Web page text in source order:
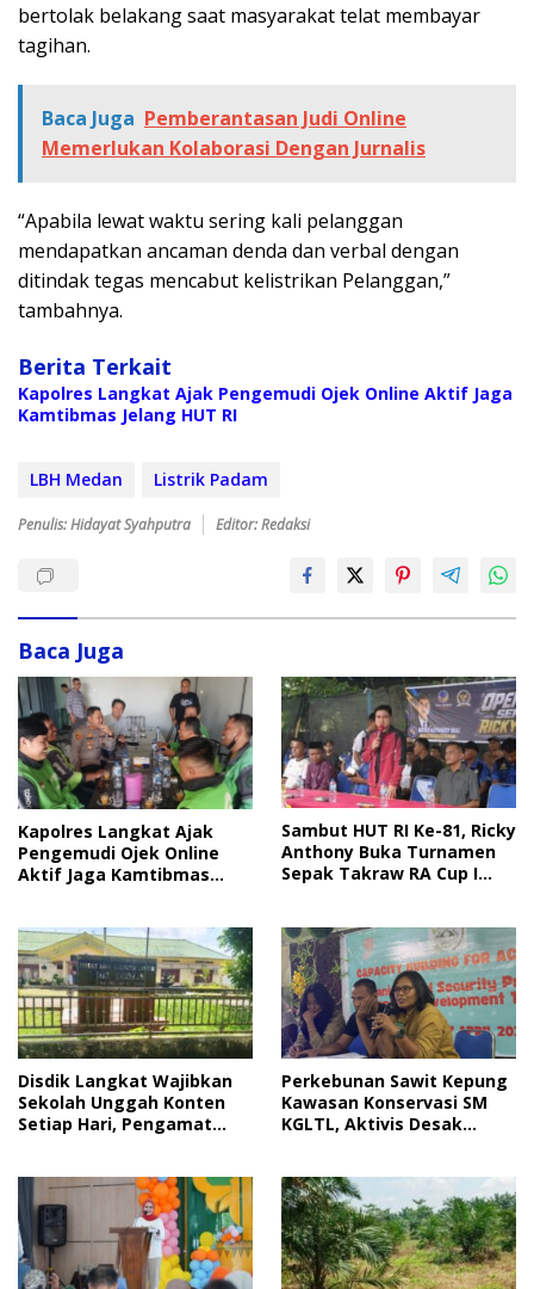
bertolak belakang saat masyarakat telat membayar
tagihan.
Baca Juga Pemberantasan Judi Online
Memerlukan Kolaborasi Dengan Jurnalis
“Apabila lewat waktu sering kali pelanggan
mendapatkan ancaman denda dan verbal dengan
ditindak tegas mencabut kelistrikan Pelanggan,”
tambahnya.
Berita Terkait
Kapolres Langkat Ajak Pengemudi Ojek Online Aktif Jaga
Kamtibmas Jelang HUT RI
LBH Medan Listrik Padam
Penulis: Hidayat Syahputra Editor: Redaksi
Baca Juga
Kapolres Langkat Ajak
Pengemudi Ojek Online
Aktif Jaga Kamtibmas
Sambut HUT RI Ke-81, Ricky
Anthony Buka Turnamen
Sepak Takraw RA Cup I
Disdik Langkat Wajibkan
Sekolah Unggah Konten
Setiap Hari, Pengamat
Perkebunan Sawit Kepung
Kawasan Konservasi SM
KGLTL, Aktivis Desak